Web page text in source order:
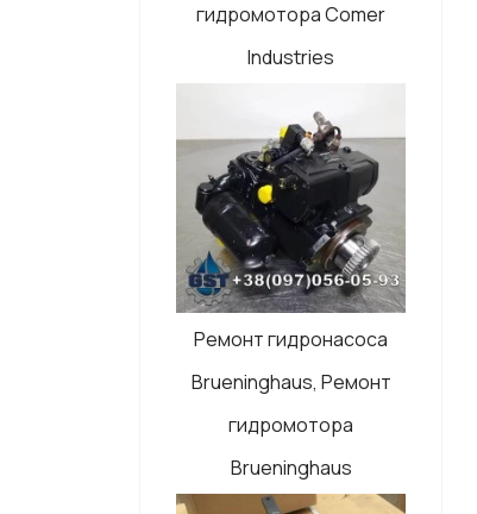
гидромотора Comer
Industries
Ремонт гидронасоса
Brueninghaus, Ремонт
гидромотора
Brueninghaus